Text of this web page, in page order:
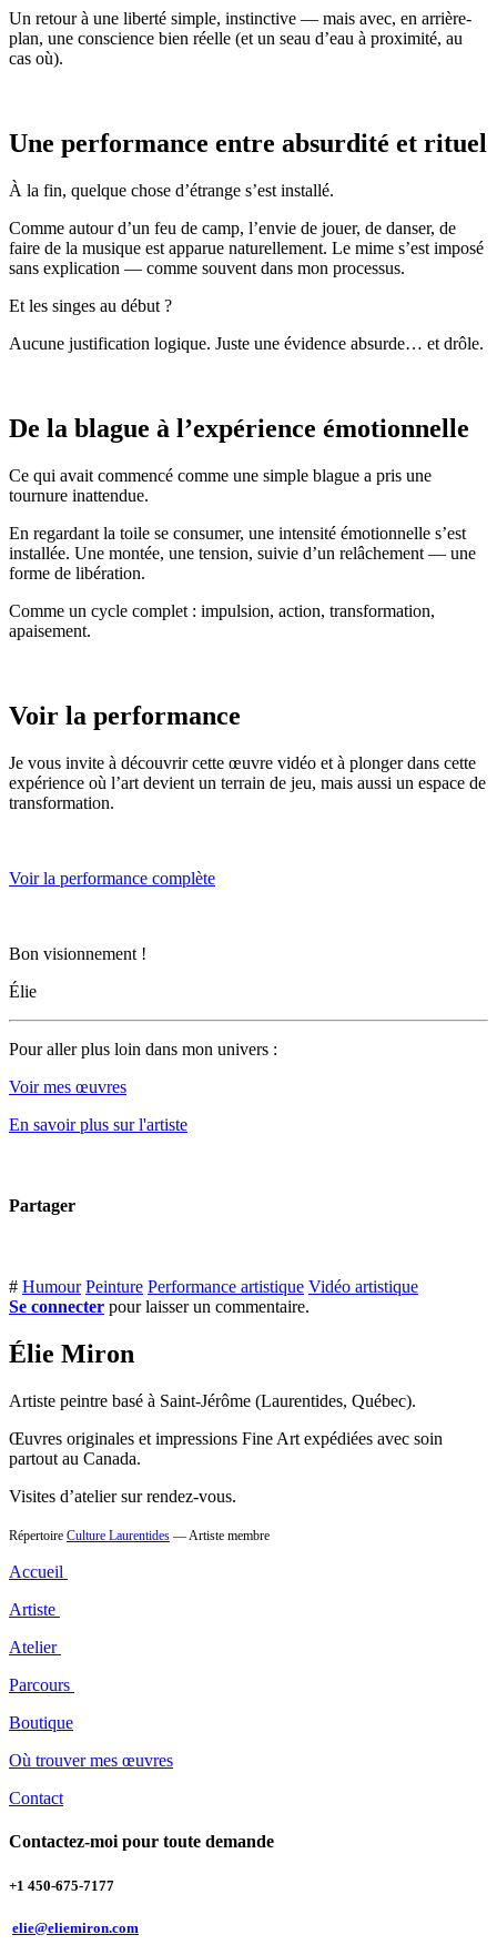
Un retour à une liberté simple, instinctive — mais avec, en arrière-
plan, une conscience bien réelle (et un seau d’eau à proximité, au
cas où).
Une performance entre absurdité et rituel
À la fin, quelque chose d’étrange s’est installé.
Comme autour d’un feu de camp, l’envie de jouer, de danser, de
faire de la musique est apparue naturellement. Le mime s’est imposé
sans explication — comme souvent dans mon processus.
Et les singes au début ?
Aucune justification logique. Juste une évidence absurde… et drôle.
De la blague à l’expérience émotionnelle
Ce qui avait commencé comme une simple blague a pris une
tournure inattendue.
En regardant la toile se consumer, une intensité émotionnelle s’est
installée. Une montée, une tension, suivie d’un relâchement — une
forme de libération.
Comme un cycle complet : impulsion, action, transformation,
apaisement.
Voir la performance
Je vous invite à découvrir cette œuvre vidéo et à plonger dans cette
expérience où l’art devient un terrain de jeu, mais aussi un espace de
transformation.
Voir la performance complète
Bon visionnement !
Élie
Pour aller plus loin dans mon univers :
Voir mes œuvres
En savoir plus sur l'artiste
Partager
# Humour Peinture Performance artistique Vidéo artistique
Se connecter pour laisser un commentaire.
Élie Miron
Artiste peintre basé à Saint-Jérôme (Laurentides, Québec).
Œuvres originales et impressions Fine Art expédiées avec soin
partout au Canada.
Visites d’atelier sur rendez-vous.
Répertoire Culture Laurentides — Artiste membre
Accueil
Artiste
Atelier
Parcours
Boutique
Où trouver mes œuvres
Contact
Contactez-moi pour toute demande
+1 450-675-7177
elie@eliemiron.com